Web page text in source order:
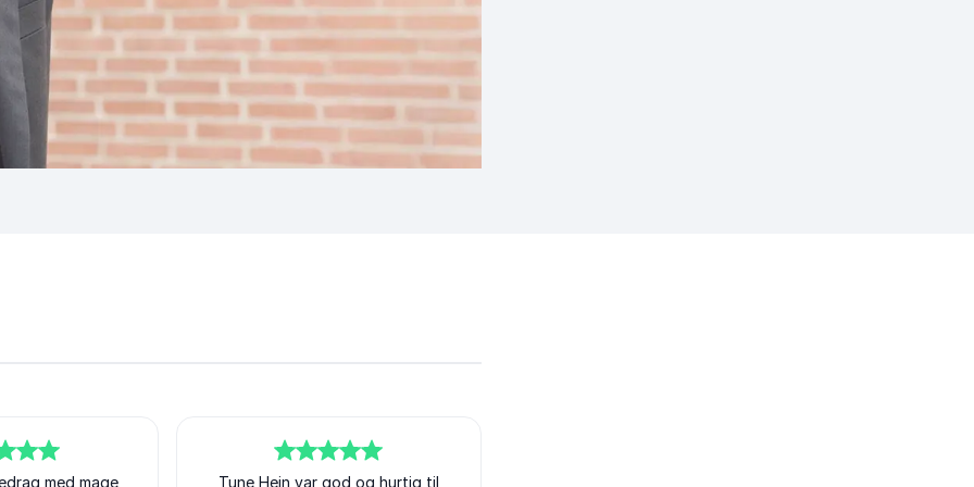
med mage Tune Hein var god og hurtig til